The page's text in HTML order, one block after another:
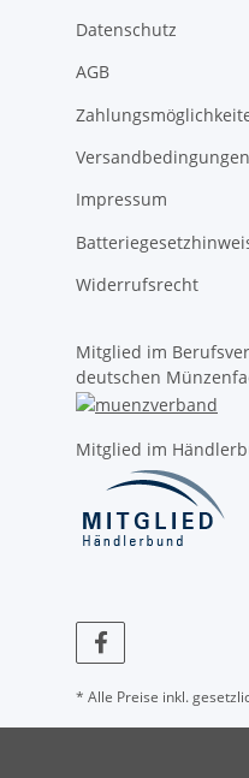
Datenschutz
AGB
Impressum
Widerrufsrecht
Mitglied im
deutschen
Mitglied im
* Alle Preise inkl.